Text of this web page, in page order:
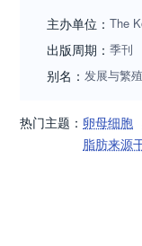
主办单位： The
出版周期： 季刊
别名： 发展与繁
热门主题： 卵母细胞
脂肪来源